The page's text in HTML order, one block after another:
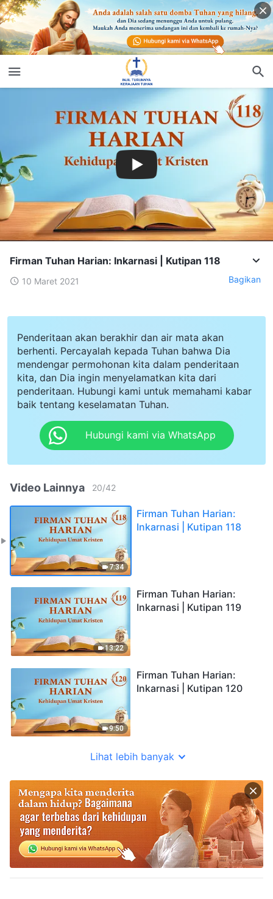
Firman Tuhan Harian: Inkarnasi | Kutipan 118
10 Maret 2021 Bagikan
Penderitaan akan berakhir dan air mata akan
berhenti. Percayalah kepada Tuhan bahwa Dia
mendengar permohonan kita dalam penderitaan
kita, dan Dia ingin menyelamatkan kita dari
penderitaan. Hubungi kami untuk memahami kabar
baik tentang keselamatan Tuhan.
Hubungi kami via WhatsApp
Video Lainnya 20/42
7:34
Firman Tuhan Harian:
Inkarnasi | Kutipan 118
13:22
Firman Tuhan Harian:
Inkarnasi | Kutipan 119
9:50
Firman Tuhan Harian:
Inkarnasi | Kutipan 120
Lihat lebih banyak